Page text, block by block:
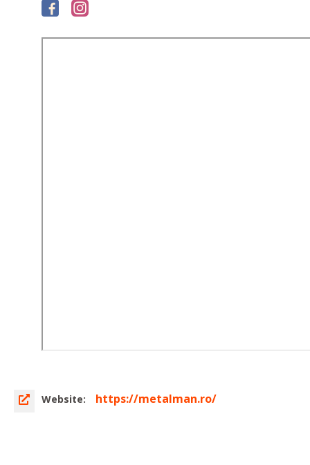
Website: https://metalman.ro/